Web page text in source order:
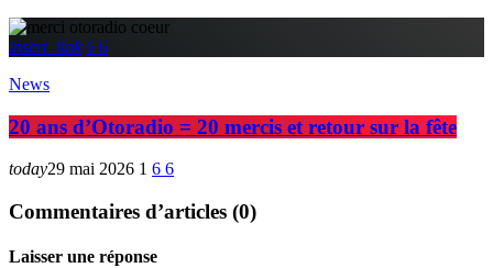
insert_link 6 6
News
20 ans d’Otoradio = 20 mercis et retour sur la fête
today29 mai 2026 1 6 6
Commentaires d’articles (0)
Laisser une réponse